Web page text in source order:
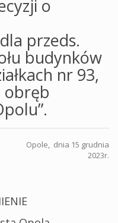
o
przeds.
budynków
nr 93,
obręb
grudnia
2023r.